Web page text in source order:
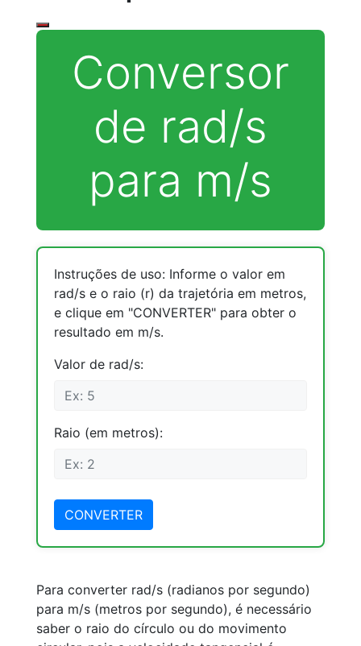
Conversor
de rad/s
para m/s
Instruções de uso: Informe o valor em
rad/s e o raio (r) da trajetória em metros,
e clique em "CONVERTER" para obter o
resultado em m/s.
Valor de rad/s:
Raio (em metros):
CONVERTER
Para converter rad/s (radianos por segundo)
para m/s (metros por segundo), é necessário
saber o raio do círculo ou do movimento